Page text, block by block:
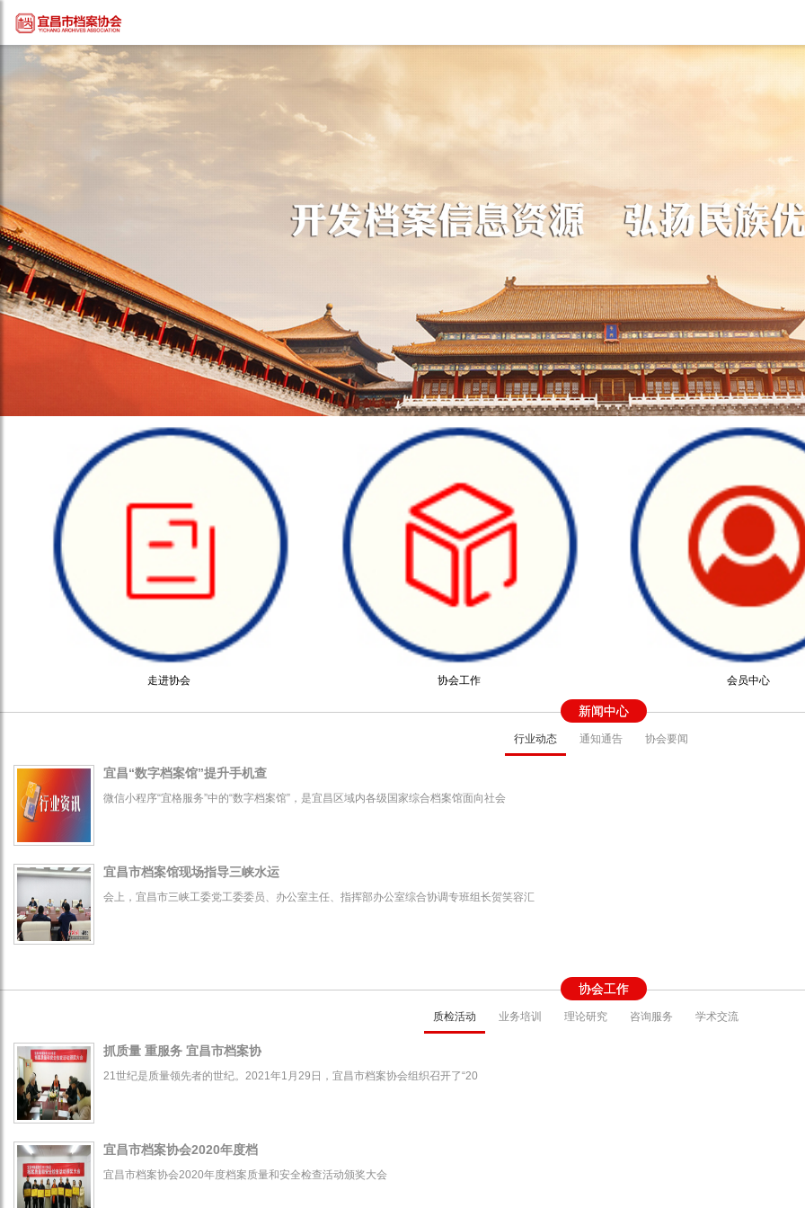
走进协会 协会工作 会员中心
新闻中心
行业动态 通知通告 协会要闻
宜昌“数字档案馆”提升手机查
微信小程序“宜格服务”中的“数字档案馆”，是宜昌区域内各级国家综合档案馆面向社会
宜昌市档案馆现场指导三峡水运
会上，宜昌市三峡工委党工委委员、办公室主任、指挥部办公室综合协调专班组长贺笑容汇
协会工作
质检活动 业务培训 理论研究 咨询服务 学术交流
抓质量 重服务 宜昌市档案协
21世纪是质量领先者的世纪。2021年1月29日，宜昌市档案协会组织召开了“20
宜昌市档案协会2020年度档
宜昌市档案协会2020年度档案质量和安全检查活动颁奖大会